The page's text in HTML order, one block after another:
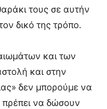
τους σε αυτήν
δικό της τρόπο.
και των
και στην
δεν μπορούμε να
πρέπει να δώσουν